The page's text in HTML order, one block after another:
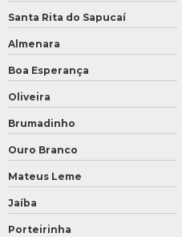
Santa Rita do Sapucaí
Almenara
Boa Esperança
Oliveira
Brumadinho
Ouro Branco
Mateus Leme
Jaíba
Porteirinha